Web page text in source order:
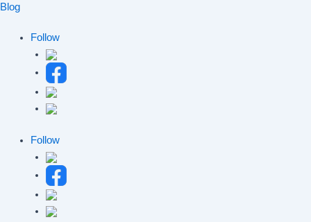
Blog
Follow
Follow